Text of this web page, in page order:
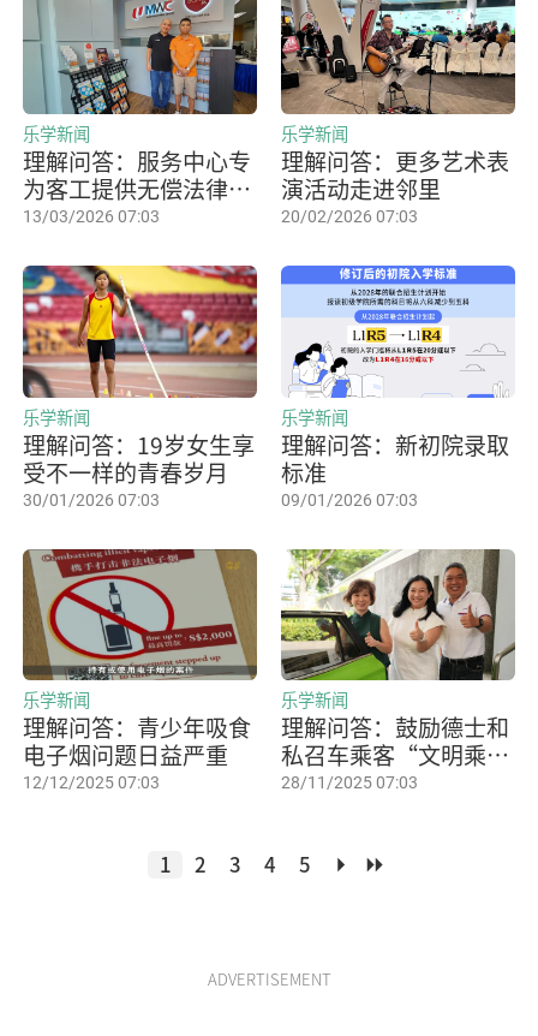
理解问答：服务中心专
为客工提供无偿法律援
助
乐学新闻
13/03/2026 07:03
理解问答：更多艺术表
演活动走进邻里
乐学新闻
20/02/2026 07:03
理解问答：19岁女生享
受不一样的青春岁月
乐学新闻
30/01/2026 07:03
理解问答：新初院录取
标准
乐学新闻
09/01/2026 07:03
理解问答：青少年吸食
电子烟问题日益严重
乐学新闻
12/12/2025 07:03
理解问答：鼓励德士和
私召车乘客“文明乘
车”
乐学新闻
28/11/2025 07:03
1 2 3 4 5
ADVERTISEMENT